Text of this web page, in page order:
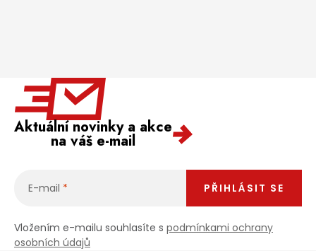
Aktuální novinky a akce
na váš e-mail
E-mail
Vložením e-mailu souhlasíte s podmínkami ochrany
osobních údajů
PŘIHLÁSIT SE